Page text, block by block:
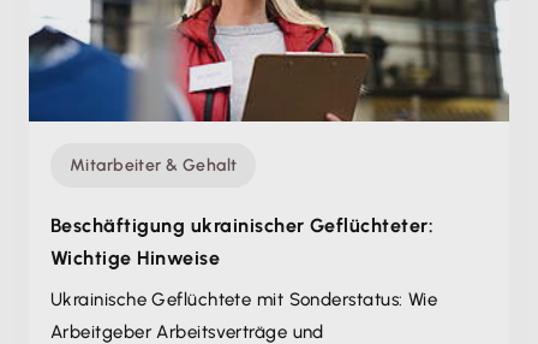
Mitarbeiter & Gehalt
Beschäftigung ukrainischer Geflüchteter:
Wichtige Hinweise
Ukrainische Geflüchtete mit Sonderstatus: Wie
Arbeitgeber Arbeitsverträge und